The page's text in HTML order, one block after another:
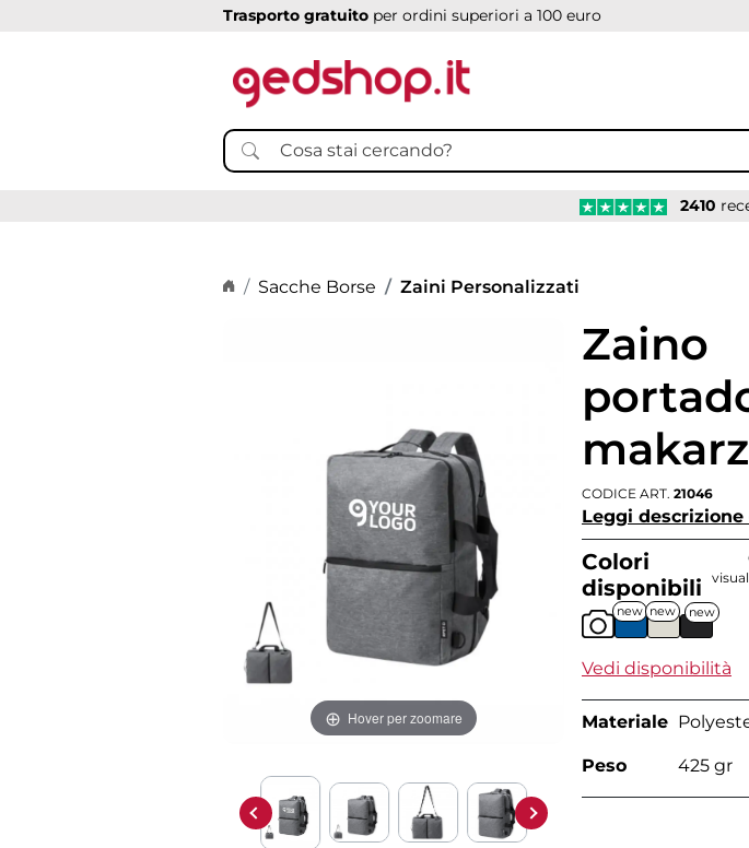
Trasporto gratuito per ordini superiori a 100 euro
2410
Home page
Sacche Borse Zaini Personalizzati
Hover per zoomare
Zaino
CODICE ART. 21046
Leggi
Colori
disponibili
new new new
Vedi disponibilità
Materiale
Peso 425 gr